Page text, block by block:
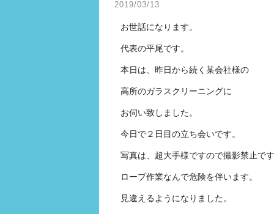
2019/03/13
お世話になります。
代表の平尾です。
本日は、昨日から続く某会社様の
高所のガラスクリーニングに
お伺い致しました。
今日で２日目の立ち会いです。
写真は、超大手様ですので撮影禁止です
ロープ作業なんで危険を伴います。
見違えるようになりました。